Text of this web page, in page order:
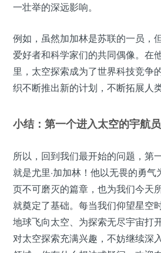
一壮举的深远影响。
例如，虽然加加林是苏联的一员，
爱好者和科学家们的共同偶像。在
里，太空探索成为了世界科技竞争
织不断推出新的计划，不断拓展人
小结：第一个进入太空的宇航
所以，回到我们最开始的问题，第
就是尤里·加加林！他以无畏的勇
页不可磨灭的篇章，也为我们今天
就奠定了基础。每当我们仰望星空
地球飞向太空、为探索无尽宇宙打
对太空探索充满兴趣，不妨继续深